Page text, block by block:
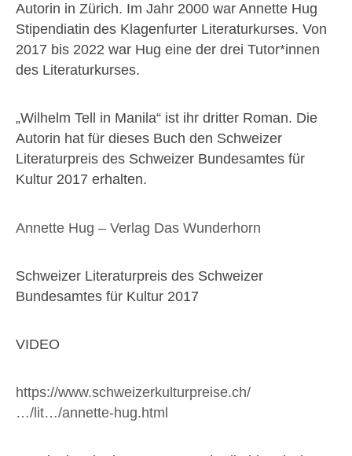
Autorin in Zürich. Im Jahr 2000 war Annette Hug
Stipendiatin des Klagenfurter Literaturkurses. Von
2017 bis 2022 war Hug eine der drei Tutor*innen
des Literaturkurses.
„Wilhelm Tell in Manila“ ist ihr dritter Roman. Die
Autorin hat für dieses Buch den Schweizer
Literaturpreis des Schweizer Bundesamtes für
Kultur 2017 erhalten.
Annette Hug – Verlag Das Wunderhorn
Schweizer Literaturpreis des Schweizer
Bundesamtes für Kultur 2017
VIDEO
https://www.schweizerkulturpreise.ch/
…/lit…/annette-hug.html